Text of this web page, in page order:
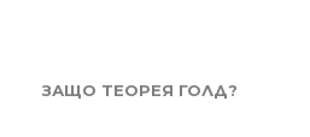
ЗАЩО ТЕОРЕЯ ГОЛД?